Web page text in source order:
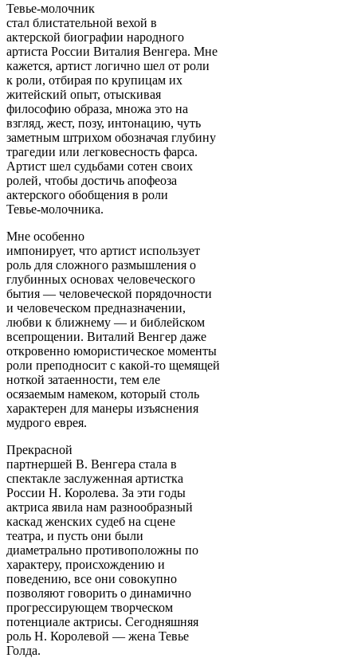
Тевье-молочник
стал блистательной вехой в
актерской биографии народного
артиста России Виталия Венгера. Мне
кажется, артист логично шел от роли
к роли, отбирая по крупицам их
житейский опыт, отыскивая
философию образа, множа это на
взгляд, жест, позу, интонацию, чуть
заметным штрихом обозначая глубину
трагедии или легковесность фарса.
Артист шел судьбами сотен своих
ролей, чтобы достичь апофеоза
актерского обобщения в роли
Тевье-молочника.
Мне особенно
импонирует, что артист использует
роль для сложного размышления о
глубинных основах человеческого
бытия — человеческой порядочности
и человеческом предназначении,
любви к ближнему — и библейском
всепрощении. Виталий Венгер даже
откровенно юмористическое моменты
роли преподносит с какой-то щемящей
ноткой затаенности, тем еле
осязаемым намеком, который столь
характерен для манеры изъяснения
мудрого еврея.
Прекрасной
партнершей В. Венгера стала в
спектакле заслуженная артистка
России Н. Королева. За эти годы
актриса явила нам разнообразный
каскад женских судеб на сцене
театра, и пусть они были
диаметрально противоположны по
характеру, происхождению и
поведению, все они совокупно
позволяют говорить о динамично
прогрессирующем творческом
потенциале актрисы. Сегодняшняя
роль Н. Королевой — жена Тевье
Голда.